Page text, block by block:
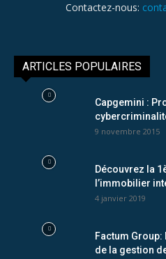
Contactez-nous:
ARTICLES POPULAIRES
Capgemini :
9 novembre 2015
Découvrez la
l’immobilier
4 janvier 2019
Factum
de la gestion